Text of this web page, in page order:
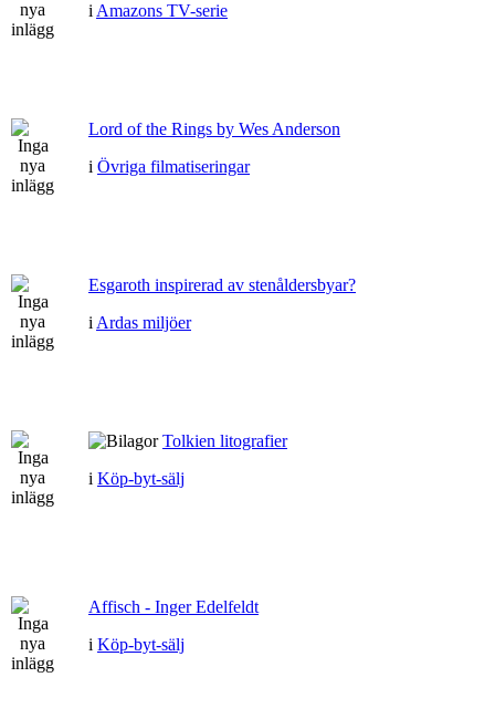
i Amazons TV-serie
Lord of the Rings by Wes Anderson
i Övriga filmatiseringar
Esgaroth inspirerad av stenåldersbyar?
i Ardas miljöer
Tolkien litografier
i Köp-byt-sälj
Affisch - Inger Edelfeldt
i Köp-byt-sälj